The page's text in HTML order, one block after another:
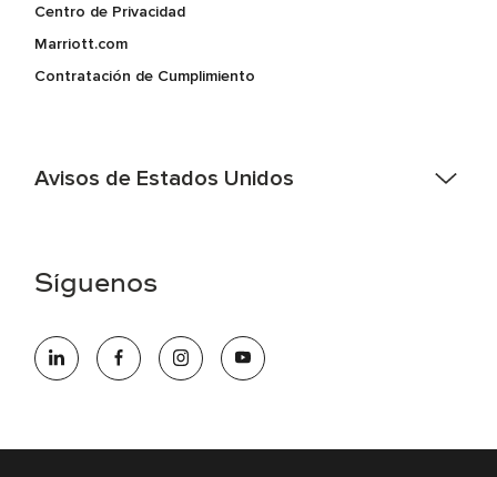
Centro de Privacidad
Marriott.com
Contratación de Cumplimiento
Avisos de Estados Unidos
electrónico hqaffirmativeaction@marriott.com
oportunidades que se compromete a contratar una fuerza
de trabajo diversa y a mantener una cultura inclusiva.
Síguenos